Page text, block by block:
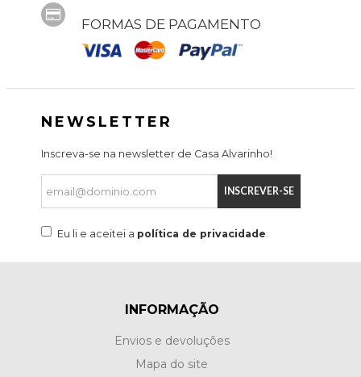
FORMAS DE PAGAMENTO
NEWSLETTER
Inscreva-se na newsletter de Casa Alvarinho!
INSCREVER-SE
Eu li e aceitei a política de privacidade
INFORMAÇÃO
Envios e devoluções
Mapa do site